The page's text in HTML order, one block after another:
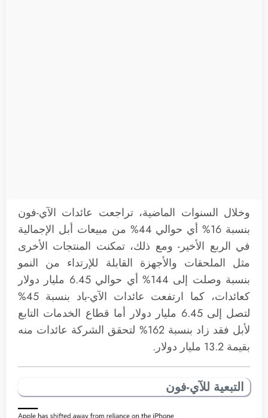
وخلال السنوات الماضية، تراجعت عائدات الآي-فون
بنسبة 16% أي حوالي 44% من مبيعات أبل الإجمالية
في الربع الأخير- ومع ذلك، تمكنت المنتجات الأخرى
مثل الملحقات والأجهزة القابلة للإرتداء من النمو
بنسبة وصلت إلى 144% أي حوالي 6.45 مليار دولار
كعائدات، كما ارتفعت عائدات الآي-باد بنسبة 45%
لتصل إلى 6.45 مليار دولار أما قطاع الخدمات التابع
لأبل فقد زاد بنسبة 162% لتحقق الشركة عائدات منه
بقيمة 13.2 مليار دولار.
التبعية للآي-فون